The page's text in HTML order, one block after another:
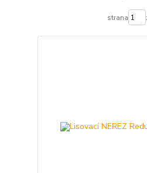
strana